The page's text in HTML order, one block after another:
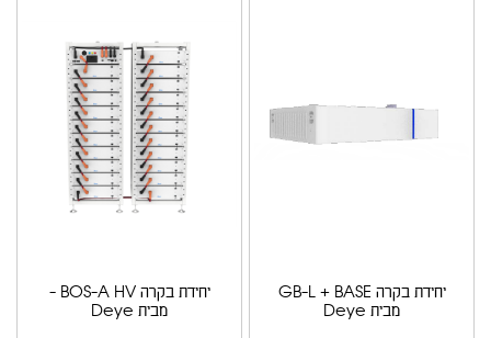
יחידת בקרה GB-L + BASE
מבית Deye
יחידת בקרה BOS-A HV -
מבית Deye